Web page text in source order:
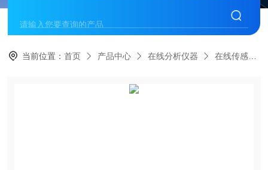
当前位置：首页 产品中心 在线分析仪器 在线传感器